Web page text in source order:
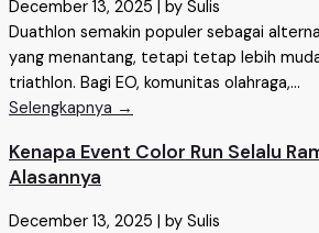
December 13, 2025
by Sulis
Duathlon semakin populer sebagai
yang menantang, tetapi tetap lebih
triathlon. Bagi EO, komunitas olahraga,...
Selengkapnya →
Kenapa Event Color Run Selalu
Alasannya
December 13, 2025 | by Sulis